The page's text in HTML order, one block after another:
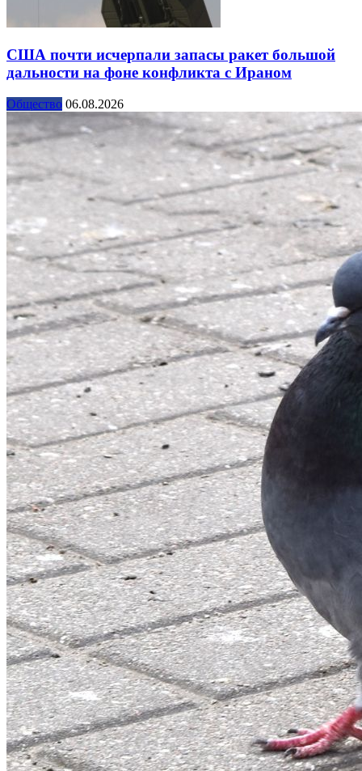
США почти исчерпали запасы ракет большой
дальности на фоне конфликта с Ираном
Общество 06.08.2026